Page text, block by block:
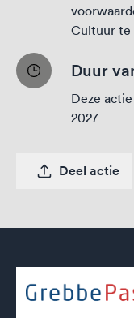
Cultuur te
Duur
Deze
2027
Deel actie